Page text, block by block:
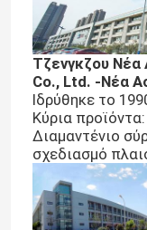
Τζενγκζου
Co., Ltd. -Νέα
Ιδρύθηκε το
Κύρια
Διαμαντένιο
σχεδιασμό